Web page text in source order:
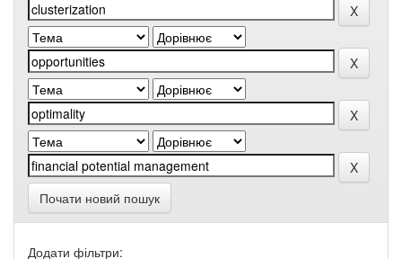
Почати новий пошук
Додати фільтри: